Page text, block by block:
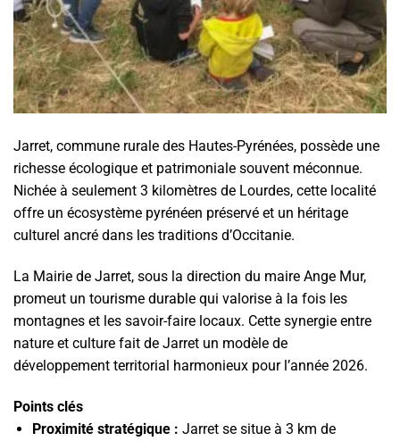
Jarret, commune rurale des Hautes-Pyrénées, possède une
richesse écologique et patrimoniale souvent méconnue.
Nichée à seulement 3 kilomètres de Lourdes, cette localité
offre un écosystème pyrénéen préservé et un héritage
culturel ancré dans les traditions d’Occitanie.
La Mairie de Jarret, sous la direction du maire Ange Mur,
promeut un tourisme durable qui valorise à la fois les
montagnes et les savoir-faire locaux. Cette synergie entre
nature et culture fait de Jarret un modèle de
développement territorial harmonieux pour l’année 2026.
Points clés
Proximité stratégique : Jarret se situe à 3 km de